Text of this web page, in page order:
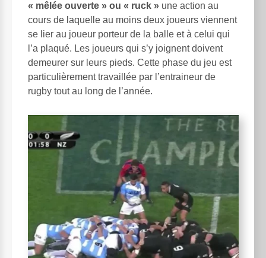
« mêlée ouverte » ou « ruck » une action au
cours de laquelle au moins deux joueurs viennent
se lier au joueur porteur de la balle et à celui qui
l’a plaqué. Les joueurs qui s’y joignent doivent
demeurer sur leurs pieds. Cette phase du jeu est
particulièrement travaillée par l’entraineur de
rugby tout au long de l’année.